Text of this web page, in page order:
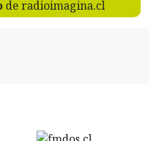
de radioimagina.cl